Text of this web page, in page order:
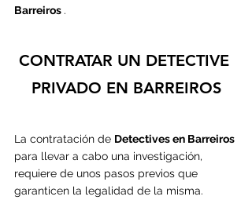
Barreiros .
CONTRATAR UN DETECTIVE
PRIVADO EN BARREIROS
La contratación de Detectives en Barreiros
para llevar a cabo una investigación,
requiere de unos pasos previos que
garanticen la legalidad de la misma.